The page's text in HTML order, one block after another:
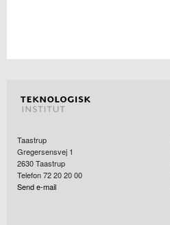
Taastrup
Gregersensvej 1
2630Taastrup
Telefon 72 20 20 00
Send e-mail